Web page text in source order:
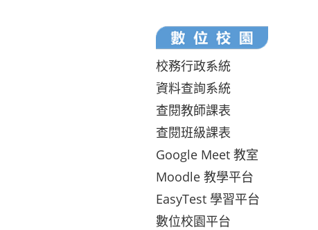
校務行政系統
資料查詢系統
查閱教師課表
查閱班級課表
Google Meet 教室
Moodle 教學平台
EasyTest 學習平台
數位校園平台